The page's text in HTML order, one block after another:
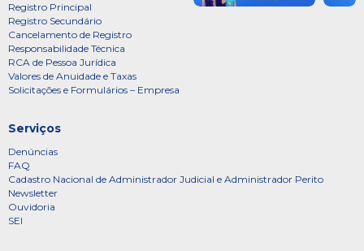
Registro Principal
Registro Secundário
Cancelamento de Registro
Responsabilidade Técnica
RCA de Pessoa Jurídica
Valores de Anuidade e Taxas
Solicitações e Formulários – Empresa
Serviços
Denúncias
FAQ
Cadastro Nacional de Administrador Judicial e Administrador Perito
Newsletter
Ouvidoria
SEI